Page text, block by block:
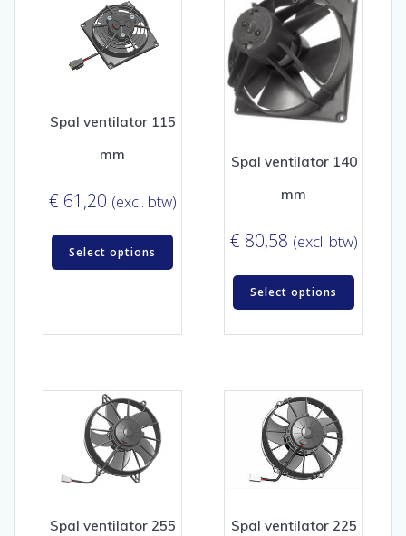
Spal ventilator 115
mm
€ 61,20 (excl. btw)
Select options
Spal ventilator 140
mm
€ 80,58 (excl. btw)
Select options
Spal ventilator 255
Spal ventilator 225